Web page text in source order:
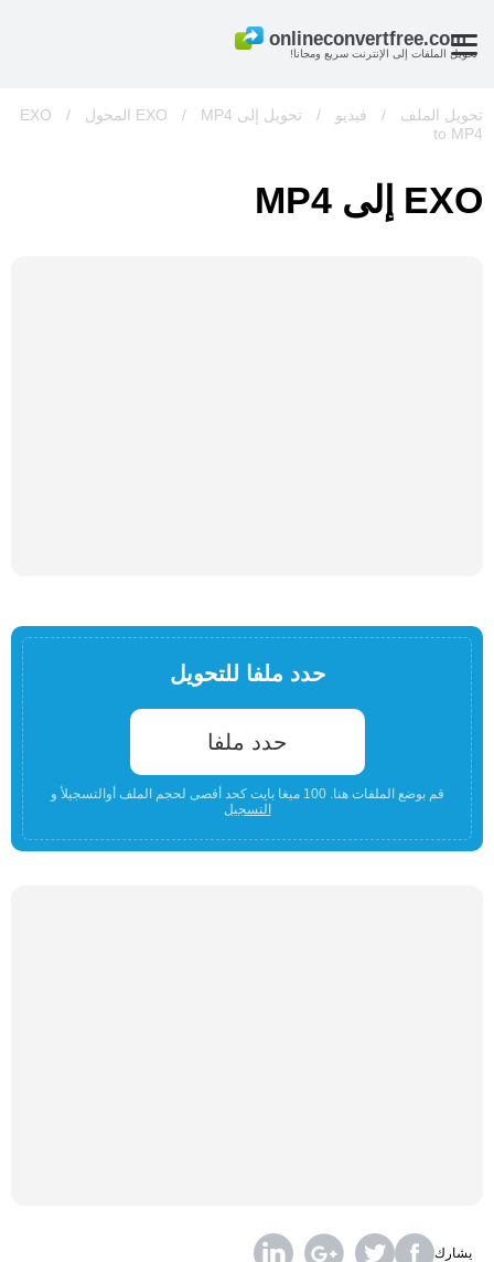
تحويل الملفات إلى الإنترنت سريع ومجانا!
تحويل الملف / فيديو / تحويل إلى EXO / MP4 المحول /
EXO
to MP4
EXO إلى MP4
حدد ملفا للتحويل
حدد ملفا
قم بوضع الملفات هنا. 100 ميغا بايت كحد أقصى لحجم الملف أوالتسجيلأ و
التسجيل
يشارك